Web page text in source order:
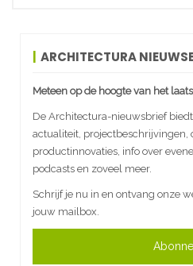
ARCHITECTURA
Meteen op de hoogte van het
De Architectura-nieuwsbrief
actualiteit, projectbeschrijvingen,
productinnovaties, info over
podcasts en zoveel meer.
Schrijf je nu in en ontvang onze
jouw mailbox.